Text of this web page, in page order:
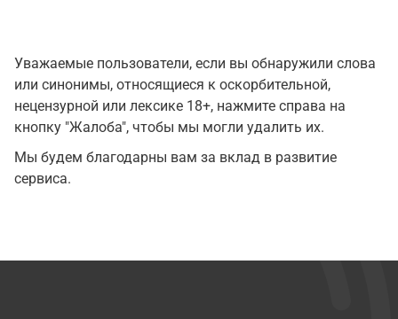
Уважаемые пользователи, если вы обнаружили слова
или синонимы, относящиеся к оскорбительной,
нецензурной или лексике 18+, нажмите справа на
кнопку "Жалоба", чтобы мы могли удалить их.
Мы будем благодарны вам за вклад в развитие
сервиса.